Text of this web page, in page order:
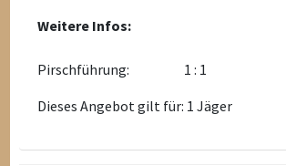
Weitere Infos:
Pirschführung:
1 : 1
Dieses Angebot gilt für: 1 Jäger